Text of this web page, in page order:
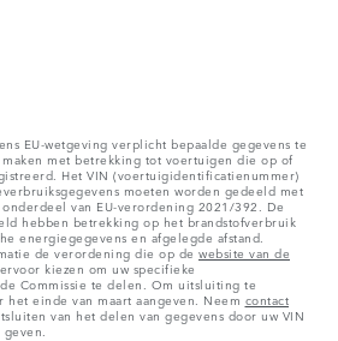
EU-wetgeving verplicht bepaalde gegevens te
met betrekking tot voertuigen die op of
Het VIN (voertuigidentificatienummer)
moeten worden gedeeld met
van EU-verordening 2021/392. De
hebben betrekking op het brandstofverbruik
energiegegevens en afgelegde afstand.
de verordening die op dewebsite van de
kiezen om uw specifieke
Commissie te delen. Om uitsluiting te
einde van maart aangeven. Neem contact
van het delen van gegevens door uw VIN